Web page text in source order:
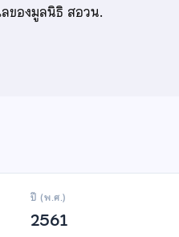
ของมูลนิธิ สอวน.
ปี (พ.ศ.)
2561